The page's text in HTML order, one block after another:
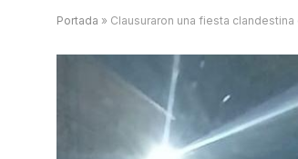
Portada » Clausuraron una fiesta